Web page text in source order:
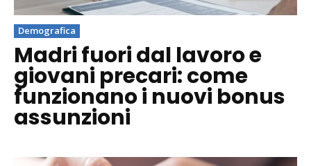
Demografica
Madri fuori dal lavoro e
giovani precari: come
funzionano i nuovi bonus
assunzioni